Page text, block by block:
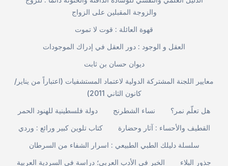
والزوجة المقبلين على الزواج
قهوة العائلة : قوت لا تموت
العقل و الوجود : دور العقل في إدراك الموجودات
ديوان حسان بن ثابت
معايير اللجنة المشتركة الدولية لاعتماد المستشفيات (اعتباراً من يناير/
كانون الثاني 2011)
دولة فلسطينية للهنود الحمر
نساء الشطرنج
هل تعلّم نمر؟
كتاب تلوين كبير ورائع : وردي
القطيف والأحساء : آثار وحضارة
سلسلة دليلك الطبي الطبيعي : اسرار الشفاء من السرطان
الخبر في الأدب العربي؛ دراسة في السردية العربية
جذور البلاء